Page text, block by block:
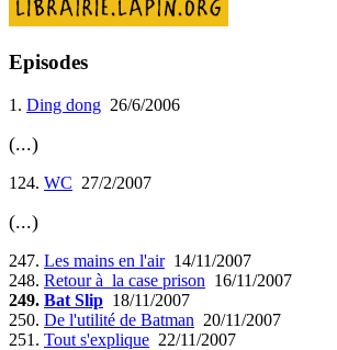
Episodes
1. Ding dong 26/6/2006
(...)
124. WC 27/2/2007
(...)
247. Les mains en l'air14/11/2007
248. Retour à la case prison 16/11/2007
249. Bat Slip 18/11/2007
250. De l'utilité de Batman 20/11/2007
251. Tout s'explique 22/11/2007